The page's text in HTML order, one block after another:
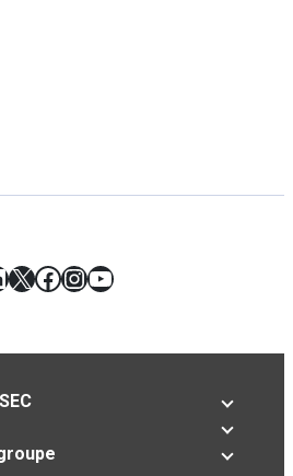
X Facebook
Instagram
YouTube